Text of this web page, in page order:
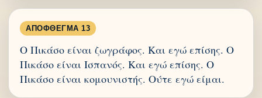
ΑΠΌΦΘΕΓΜΑ 13
Ο Πικάσο είναι ζωγράφος. Και εγώ επίσης. Ο
Πικάσο είναι Ισπανός. Και εγώ επίσης. Ο
Πικάσο είναι κομουνιστής. Ούτε εγώ είμαι.